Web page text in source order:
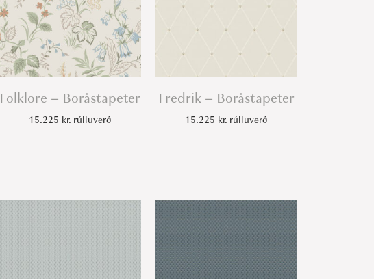
Folklore – Boråstapeter
15.225 kr. rúlluverð
Fredrik – Boråstapeter
15.225 kr. rúlluverð